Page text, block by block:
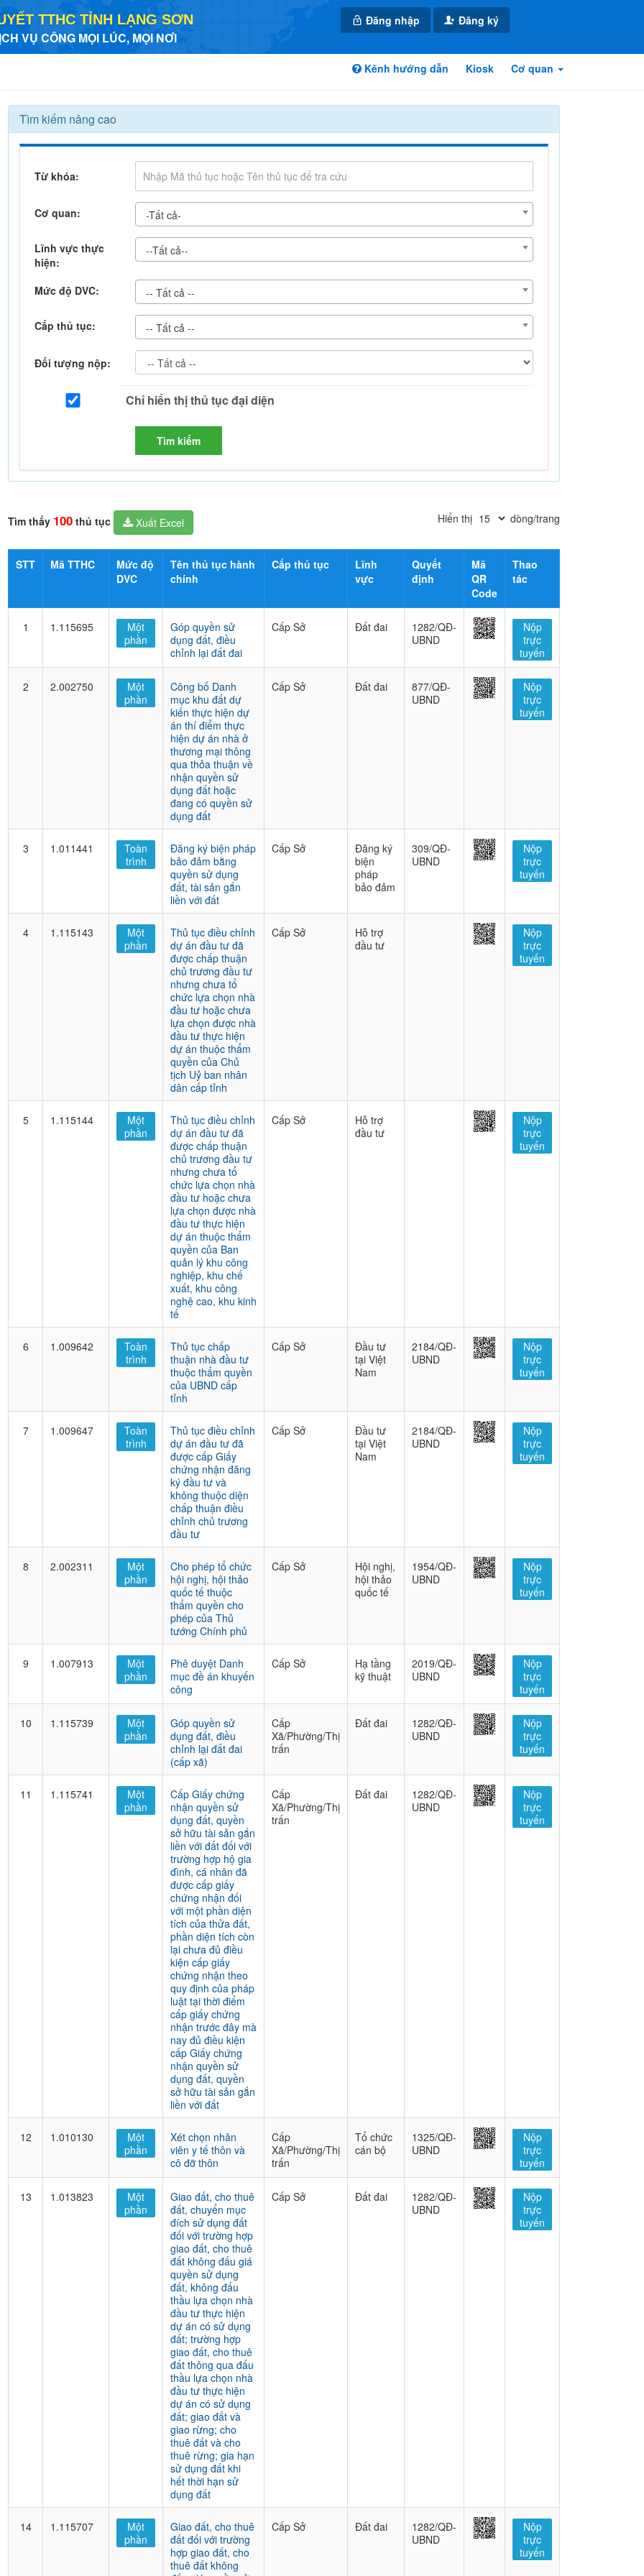
TTHC TỈNH LẠNG SƠN
VỤ CÔNG MỌI LÚC, MỌI NƠI
Đăng nhập Đăng ký
Kênh hướng dẫn Kiosk Cơ quan
Tìm kiếm nâng cao
Từ khóa:
Cơ quan: -Tất cả-
Lĩnh vực thực
hiện:
--Tất cả--
Mức độ DVC: -- Tất cả --
Cấp thủ tục: -- Tất cả --
Đối tượng nộp:
Tìm kiếm
Tìm thấy 100 thủ tục Xuất Excel Hiển thị dòng/trang
STT Mã TTHC
Mức độ
DVC
Tên thủ tục hành
chính
Cấp thủ tục
Lĩnh
vực
Quyết
định
Mã
QR
Code
Thao
tác
1 1.115695
Một
phần
Góp quyền sử
dụng đất, điều
chỉnh lại đất đai
Cấp Sở Đất đai
1282/QĐ-
UBND
Nộp
trực
tuyến
2 2.002750
Một
phần
Công bố Danh
mục khu đất dự
kiến thực hiện dự
án thí điểm thực
hiện dự án nhà ở
thương mại thông
qua thỏa thuận về
nhận quyền sử
dụng đất hoặc
đang có quyền sử
dụng đất
Cấp Sở Đất đai
877/QĐ-
UBND
Nộp
trực
tuyến
3 1.011441
Toàn
trình
Đăng ký biện pháp
bảo đảm bằng
quyền sử dụng
đất, tài sản gắn
liền với đất
Cấp Sở
Đăng ký
biện
pháp
bảo đảm
309/QĐ-
UBND
Nộp
trực
tuyến
4 1.115143
Một
phần
Thủ tục điều chỉnh
dự án đầu tư đã
được chấp thuận
chủ trương đầu tư
nhưng chưa tổ
chức lựa chọn nhà
đầu tư hoặc chưa
lựa chọn được nhà
đầu tư thực hiện
dự án thuộc thẩm
quyền của Chủ
tịch Uỷ ban nhân
dân cấp tỉnh
Cấp Sở
Hỗ trợ
đầu tư
Nộp
trực
tuyến
5 1.115144
Một
phần
Thủ tục điều chỉnh
dự án đầu tư đã
được chấp thuận
chủ trương đầu tư
nhưng chưa tổ
chức lựa chọn nhà
đầu tư hoặc chưa
lựa chọn được nhà
đầu tư thực hiện
dự án thuộc thẩm
quyền của Ban
quản lý khu công
nghiệp, khu chế
xuất, khu công
nghệ cao, khu kinh
tế
Cấp Sở
Hỗ trợ
đầu tư
Nộp
trực
tuyến
6 1.009642
Toàn
trình
Thủ tục chấp
thuận nhà đầu tư
thuộc thẩm quyền
của UBND cấp
tỉnh
Cấp Sở
Đầu tư
tại Việt
Nam
2184/QĐ-
UBND
Nộp
trực
tuyến
7 1.009647
Toàn
trình
Thủ tục điều chỉnh
dự án đầu tư đã
được cấp Giấy
chứng nhận đăng
ký đầu tư và
không thuộc diện
chấp thuận điều
chỉnh chủ trương
đầu tư
Cấp Sở
Đầu tư
tại Việt
Nam
2184/QĐ-
UBND
Nộp
trực
tuyến
8 2.002311
Một
phần
Cho phép tổ chức
hội nghị, hội thảo
quốc tế thuộc
thẩm quyền cho
phép của Thủ
tướng Chính phủ
Cấp Sở
Hội nghị,
hội thảo
quốc tế
1954/QĐ-
UBND
Nộp
trực
tuyến
9 1.007913
Một
phần
Phê duyệt Danh
mục đề án khuyến
công
Cấp Sở
Hạ tầng
kỹ thuật
2019/QĐ-
UBND
Nộp
trực
tuyến
10 1.115739
Một
phần
Góp quyền sử
dụng đất, điều
chỉnh lại đất đai
(cấp xã)
Cấp
Xã/Phường/Thị
trấn
Đất đai
1282/QĐ-
UBND
Nộp
trực
tuyến
11 1.115741
Một
phần
Cấp Giấy chứng
nhận quyền sử
dụng đất, quyền
sở hữu tài sản gắn
liền với đất đối với
trường hợp hộ gia
đình, cá nhân đã
được cấp giấy
chứng nhận đối
với một phần diện
tích của thửa đất,
phần diện tích còn
lại chưa đủ điều
kiện cấp giấy
chứng nhận theo
quy định của pháp
luật tại thời điểm
cấp giấy chứng
nhận trước đây mà
nay đủ điều kiện
cấp Giấy chứng
nhận quyền sử
dụng đất, quyền
sở hữu tài sản gắn
liền với đất
Cấp
Xã/Phường/Thị
trấn
Đất đai
1282/QĐ-
UBND
Nộp
trực
tuyến
12 1.010130
Một
phần
Xét chọn nhân
viên y tế thôn và
cô đỡ thôn
Cấp
Xã/Phường/Thị
trấn
Tổ chức
cán bộ
1325/QĐ-
UBND
Nộp
trực
tuyến
13 1.013823
Một
phần
Giao đất, cho thuê
đất, chuyển mục
đích sử dụng đất
đối với trường hợp
giao đất, cho thuê
đất không đấu giá
quyền sử dụng
đất, không đấu
thầu lựa chọn nhà
đầu tư thực hiện
dự án có sử dụng
đất; trường hợp
giao đất, cho thuê
đất thông qua đấu
thầu lựa chọn nhà
đầu tư thực hiện
dự án có sử dụng
đất; giao đất và
giao rừng; cho
thuê đất và cho
thuê rừng; gia hạn
sử dụng đất khi
hết thời hạn sử
dụng đất
Cấp Sở Đất đai
1282/QĐ-
UBND
Nộp
trực
tuyến
14 1.115707
Một
phần
Giao đất, cho thuê
đất đối với trường
hợp giao đất, cho
thuê đất không
Cấp Sở Đất đai
1282/QĐ-
UBND
Nộp
trực
tuyến